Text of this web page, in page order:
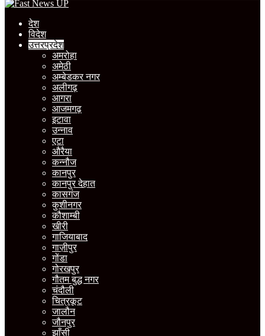
देश
विदेश
उत्तरप्रदेश
अमरोहा
अमेठी
अम्बेडकर नगर
अलीगढ़
आगरा
आजमगढ़
इटावा
उन्नाव
एटा
औरैया
कन्नौज
कानपुर
कानपुर देहात
कासगंज
कुशीनगर
कौशाम्बी
खीरी
गाजियाबाद
गाज़ीपुर
गोंडा
गोरखपुर
गौतम बुद्ध नगर
चंदौली
चित्रकूट
जालौन
जौनपुर
झाँसी